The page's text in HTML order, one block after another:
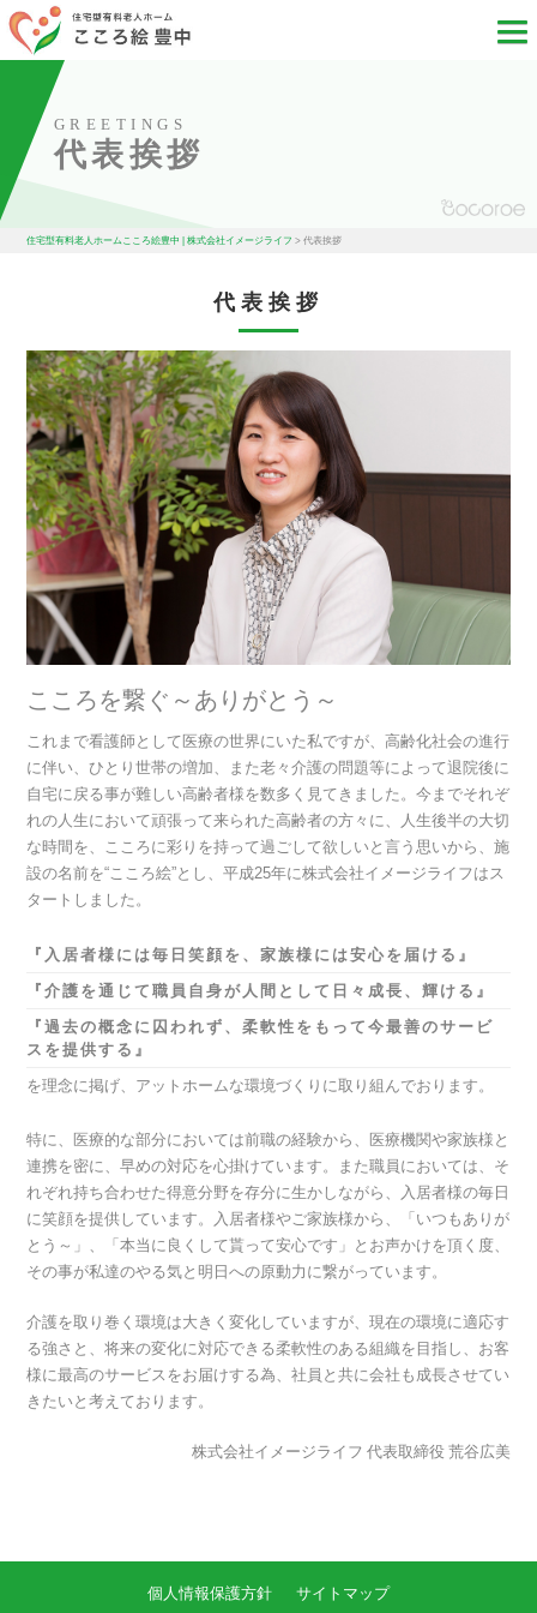
GREETINGS
代表挨拶
住宅型有料老人ホームこころ絵豊中 | 株式会社イメージライフ >代表挨拶
代表挨拶
こころを繋ぐ～ありがとう～
これまで看護師として医療の世界にいた私ですが、高齢化社会の進行
に伴い、ひとり世帯の増加、また老々介護の問題等によって退院後に
自宅に戻る事が難しい高齢者様を数多く見てきました。今までそれぞ
れの人生において頑張って来られた高齢者の方々に、人生後半の大切
な時間を、こころに彩りを持って過ごして欲しいと言う思いから、施
設の名前を“こころ絵”とし、平成25年に株式会社イメージライフはス
タートしました。
『入居者様には毎日笑顔を、家族様には安心を届ける』
『介護を通じて職員自身が人間として日々成長、輝ける』
『過去の概念に囚われず、柔軟性をもって今最善のサービ
スを提供する』
を理念に掲げ、アットホームな環境づくりに取り組んでおります。
特に、医療的な部分においては前職の経験から、医療機関や家族様と
連携を密に、早めの対応を心掛けています。また職員においては、そ
れぞれ持ち合わせた得意分野を存分に生かしながら、入居者様の毎日
に笑顔を提供しています。入居者様やご家族様から、「いつもありが
とう～」、「本当に良くして貰って安心です」とお声かけを頂く度、
その事が私達のやる気と明日への原動力に繋がっています。
介護を取り巻く環境は大きく変化していますが、現在の環境に適応す
る強さと、将来の変化に対応できる柔軟性のある組織を目指し、お客
様に最高のサービスをお届けする為、社員と共に会社も成長させてい
きたいと考えております。
株式会社イメージライフ 代表取締役 荒谷広美
個人情報保護方針 サイトマップ